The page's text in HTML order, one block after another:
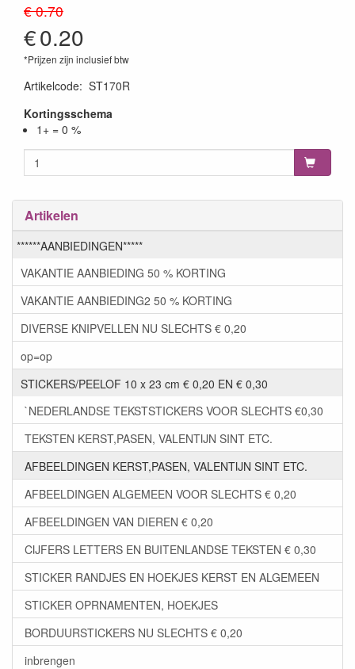
€ 0.70
€0.20
*Prijzen zijn inclusief btw
Artikelcode: ST170R
Kortingsschema
1+ = 0 %
Artikelen
******AANBIEDINGEN*****
VAKANTIE AANBIEDING 50 % KORTING
VAKANTIE AANBIEDING2 50 % KORTING
DIVERSE KNIPVELLEN NU SLECHTS € 0,20
op=op
STICKERS/PEELOF 10 x 23 cm € 0,20 EN € 0,30
`NEDERLANDSE TEKSTSTICKERS VOOR SLECHTS €0,30
TEKSTEN KERST,PASEN, VALENTIJN SINT ETC.
AFBEELDINGEN KERST,PASEN, VALENTIJN SINT ETC.
AFBEELDINGEN ALGEMEEN VOOR SLECHTS € 0,20
AFBEELDINGEN VAN DIEREN € 0,20
CIJFERS LETTERS EN BUITENLANDSE TEKSTEN € 0,30
STICKER RANDJES EN HOEKJES KERST EN ALGEMEEN
STICKER OPRNAMENTEN, HOEKJES
BORDUURSTICKERS NU SLECHTS € 0,20
inbrengen